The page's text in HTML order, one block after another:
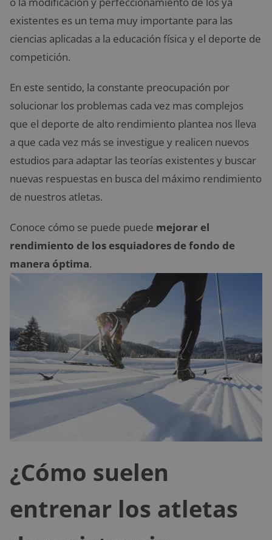
existentes es un tema muy importante para las
ciencias aplicadas a la educación física y el deporte de
competición.
En este sentido, la constante preocupación por
solucionar los problemas cada vez mas complejos
que el deporte de alto rendimiento plantea nos lleva
a que cada vez más se investigue y realicen nuevos
estudios para adaptar las teorías existentes y buscar
nuevas respuestas en busca del máximo rendimiento
de nuestros atletas.
Conoce cómo se puede puede mejorar el
rendimiento de los esquiadores de fondo de
manera óptima.
¿Cómo suelen
entrenar los atletas